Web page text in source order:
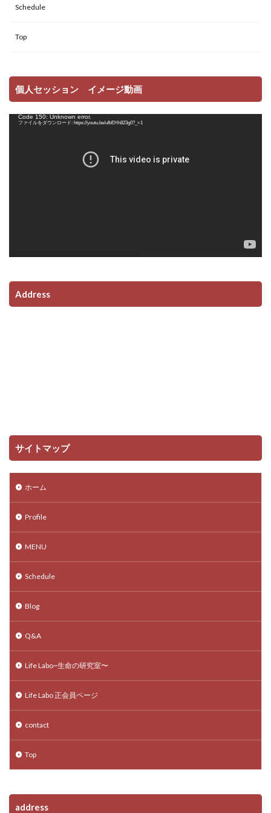
Schedule
Top
個人セッション イメージ動画
動 Code 150: Unknown error.
ファイルをダウンロード: https://youtu.be/ufbEHh823g0?_=1
Address
サイトマップ
ホーム
Profile
MENU
Schedule
Blog
Q&A
Life Labo~生命の研究室〜
Life Labo 正会員ページ
contact
Top
address